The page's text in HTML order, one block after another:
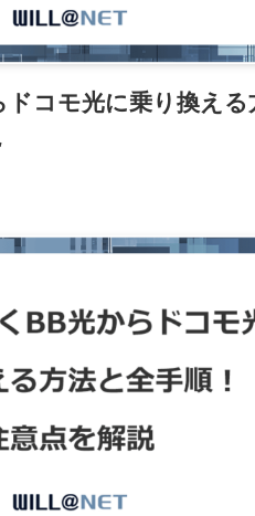
コモ光に乗り換える